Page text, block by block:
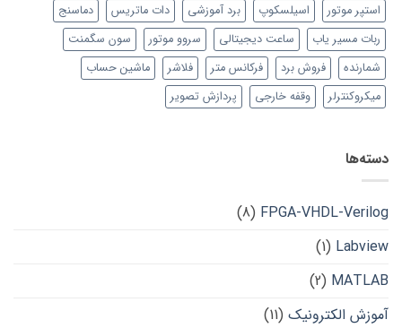
استپر موتور
اسیلسکوپ برد آموزشی دات ماتریس
دماسنج
ربات مسیر یاب
ساعت دیجیتالی سروو موتور
سون سگمنت
شمارنده
فروش برد فرکانس متر فلاشر
ماشین حساب
میکروکنترلر
وقفه خارجی پردازش تصویر
دسته‌ها
FPGA-VHDL-Verilog
(8)
Labview
(1)
MATLAB
(2)
آموزش الکترونیک (11)